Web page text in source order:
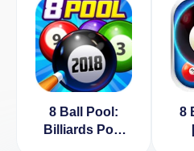
8 Ball Pool:
Billiards Pool
8